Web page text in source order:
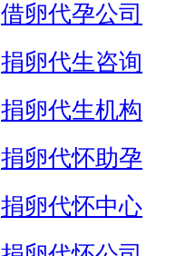
借卵代孕公司
捐卵代生咨询
捐卵代生机构
捐卵代怀助孕
捐卵代怀中心